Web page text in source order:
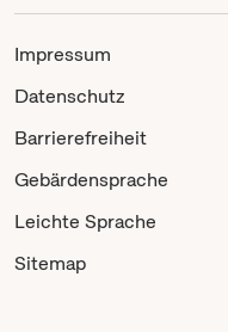
Impressum
Datenschutz
Barrierefreiheit
Gebärdensprache
Leichte Sprache
Sitemap